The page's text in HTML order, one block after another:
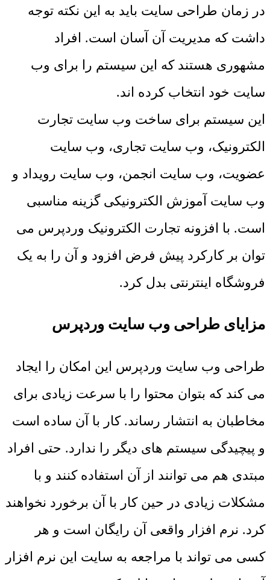
در زمان طراحی سایت باید به این نکته توجه
داشت که مدیریت آن آسان است. افراد
مشهوری هستند که این سیستم را برای وب
سایت خود انتخاب کرده اند.
این سیستم برای ساخت وب سایت تجارت
الکترونیک، وب سایت تجاری، وب سایت
عضویت، وب سایت انجمن، وب سایت رویداد و
وب سایت آموزش الکترونیکی گزینه مناسبی
است. با افزونه تجارت الکترونیک وردپرس می
توان بر کارکرد پیش فرض افزود و آن را به یک
فروشگاه اینترنتی بدل کرد.
مزایای طراحی وب سایت وردپرس
طراحی وب سایت وردپرس این امکان را ایجاد
می کند که بتوان محتوا را با سرعت زیادی برای
مخاطبان به انتشار رساند. کار با آن ساده است
و پیچیدگی سیستم های دیگر را ندارد. حتی افراد
مبتدی هم می توانند از آن استفاده کنند و با
مشکلات زیادی در حین کار با آن برخورد نخواهند
کرد. نرم افزار واقعی آن رایگان است و هر
کسی می تواند با مراجعه به سایت این نرم افزار